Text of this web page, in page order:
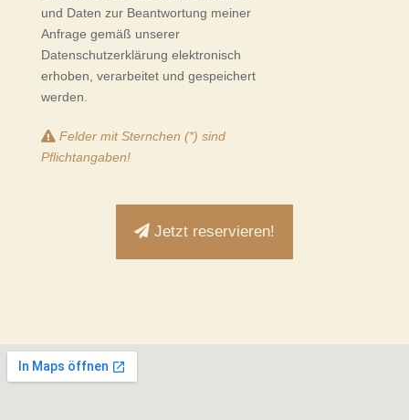
und Daten zur Beantwortung meiner
Anfrage gemäß unserer
Datenschutzerklärung elektronisch
erhoben, verarbeitet und gespeichert
werden.
Felder mit Sternchen (*) sind
Pflichtangaben!
Jetzt reservieren!